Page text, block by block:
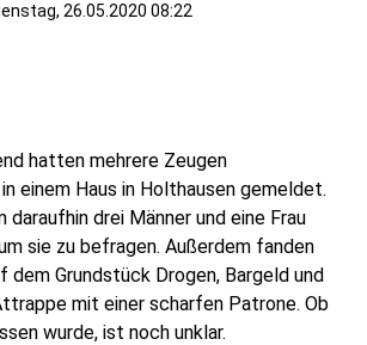
26.05.2020 08:22
hatten mehrere Zeugen
einem Haus in Holthausen gemeldet.
daraufhin drei Männer und eine Frau
sie zu befragen. Außerdem fanden
dem Grundstück Drogen, Bargeld und
mit einer scharfen Patrone. Ob
wurde, ist noch unklar.